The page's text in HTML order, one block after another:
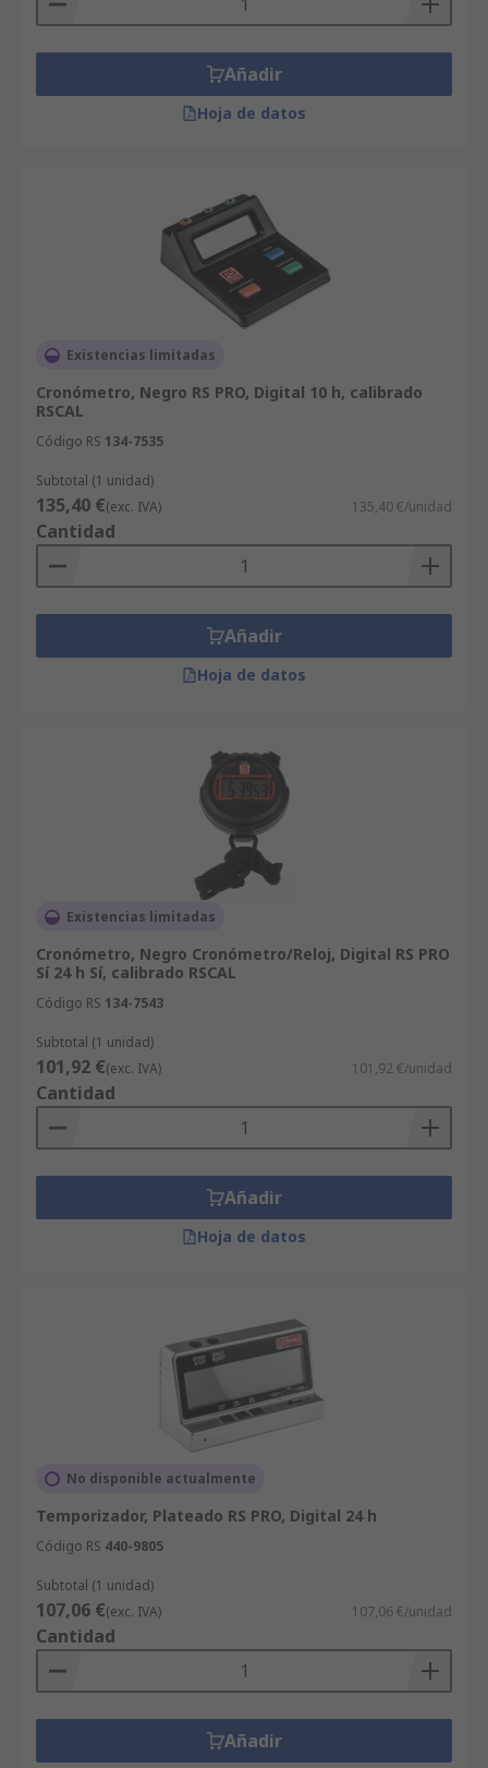
Añadir
Hoja de datos
Existencias limitadas
Cronómetro, Negro RS PRO, Digital 10 h, calibrado
RSCAL
Código RS 134-7535
Subtotal (1 unidad)
135,40 €(exc. IVA) 135,40 €/unidad
Cantidad
Añadir
Hoja de datos
Existencias limitadas
Cronómetro, Negro Cronómetro/Reloj, Digital RS PRO
Sí 24 h Sí, calibrado RSCAL
Código RS 134-7543
Subtotal (1 unidad)
101,92 €(exc. IVA) 101,92 €/unidad
Cantidad
Añadir
Hoja de datos
No disponible actualmente
Temporizador, Plateado RS PRO, Digital 24 h
Código RS 440-9805
Subtotal (1 unidad)
107,06 €(exc. IVA) 107,06 €/unidad
Cantidad
Añadir